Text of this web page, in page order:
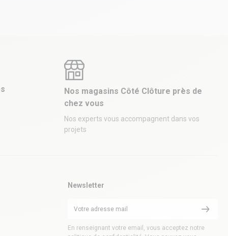
Nos magasins Côté Clôture près de
chez vous
Nos experts vous accompagnent dans vos
projets
Newsletter
En renseignant votre email, vous acceptez notre